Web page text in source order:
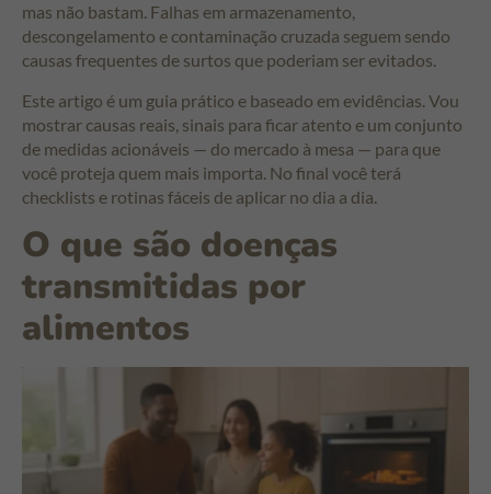
mas não bastam. Falhas em armazenamento,
descongelamento e contaminação cruzada seguem sendo
causas frequentes de surtos que poderiam ser evitados.
Este artigo é um guia prático e baseado em evidências. Vou
mostrar causas reais, sinais para ficar atento e um conjunto
de medidas acionáveis — do mercado à mesa — para que
você proteja quem mais importa. No final você terá
checklists e rotinas fáceis de aplicar no dia a dia.
O que são doenças
transmitidas por
alimentos